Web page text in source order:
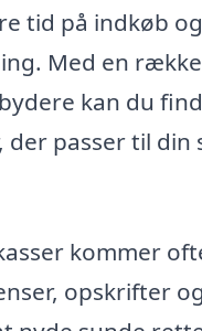
tid på indkøb og
Med en række
kan du
der passer til din
kommer
opskrifter